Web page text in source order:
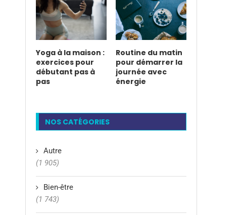
Yoga à la maison :
exercices pour
débutant pas à
pas
Routine du matin
pour démarrer la
journée avec
énergie
NOS CATÉGORIES
Autre
(1 905)
Bien-être
(1 743)